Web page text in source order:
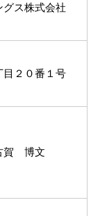
ス株式会社
目２０番１号
賀 博文